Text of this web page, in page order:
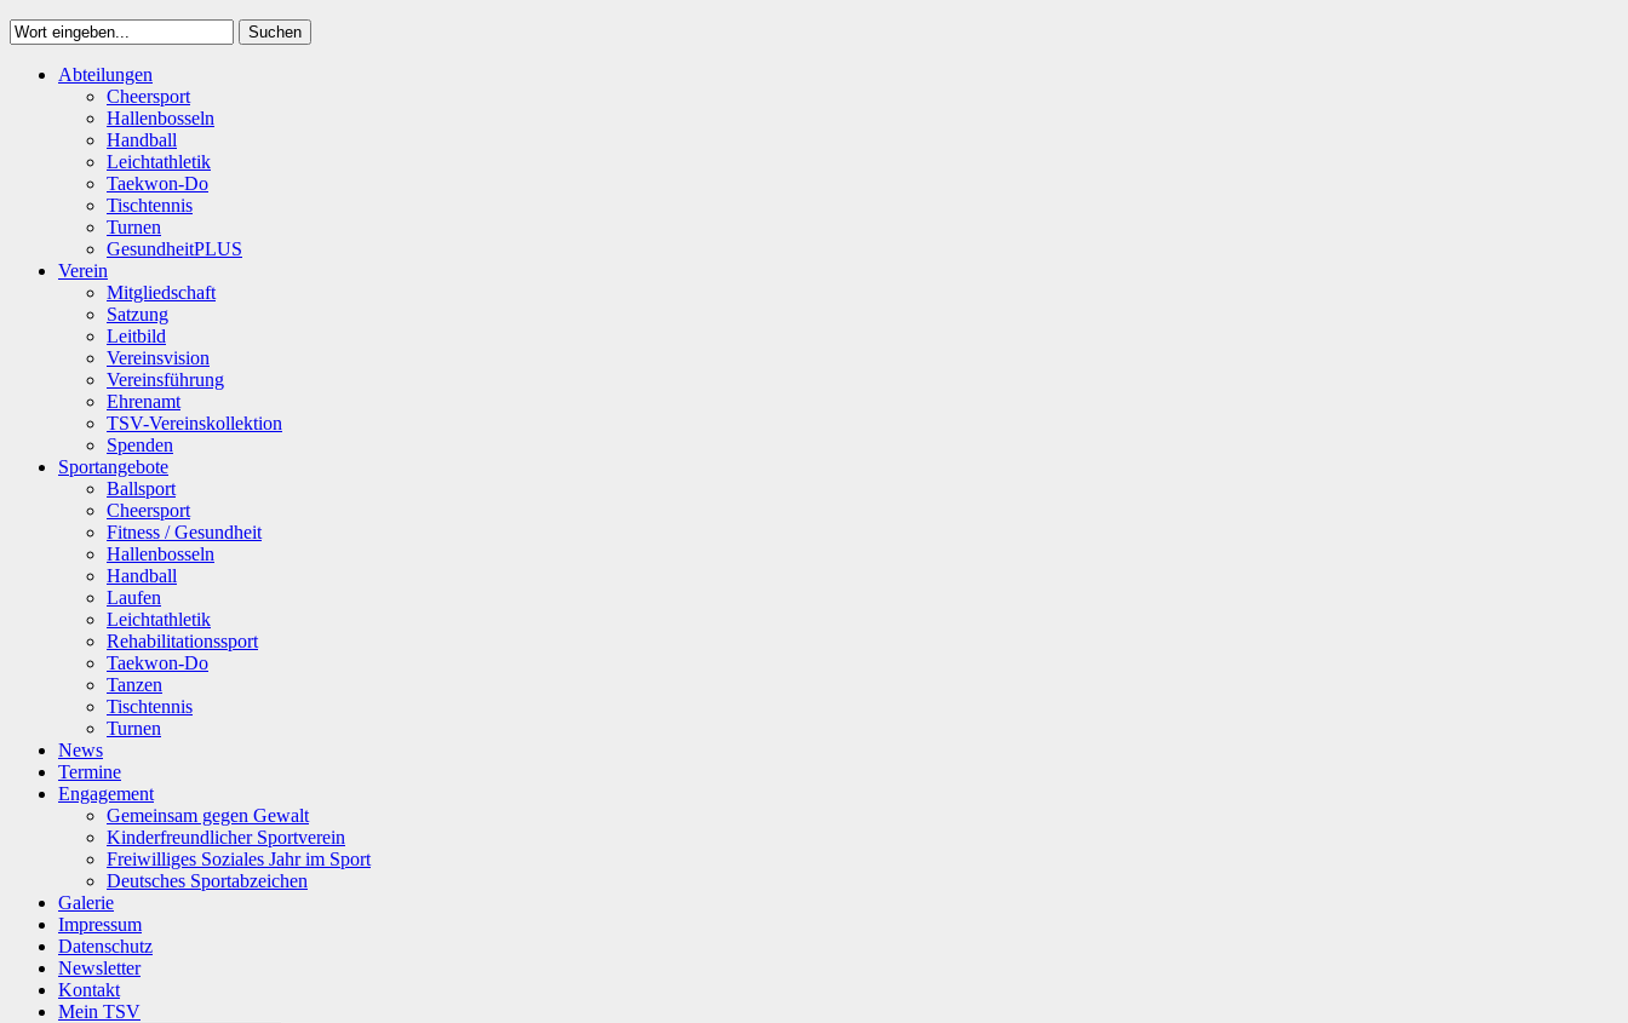
Suchen
SuchenAbteilungen
Cheersport
Hallenbosseln
Handball
Leichtathletik
Taekwon-Do
Tischtennis
Turnen
GesundheitPLUS
Verein
Mitgliedschaft
Satzung
Leitbild
Vereinsvision
Vereinsführung
Ehrenamt
TSV-Vereinskollektion
Spenden
Sportangebote
Ballsport
Cheersport
Fitness / Gesundheit
Hallenbosseln
Handball
Laufen
Leichtathletik
Rehabilitationssport
Taekwon-Do
Tanzen
Tischtennis
Turnen
News
Termine
Engagement
Gemeinsam gegen Gewalt
Kinderfreundlicher Sportverein
Freiwilliges Soziales Jahr im Sport
Deutsches Sportabzeichen
Galerie
Impressum
Datenschutz
Newsletter
Kontakt
Mein TSV